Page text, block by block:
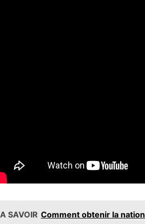
A SAVOIR Comment obtenir la